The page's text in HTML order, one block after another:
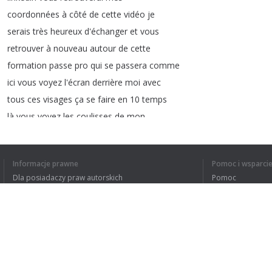
coordonnées à côté de cette vidéo je
serais très heureux d'échanger et vous
retrouver à nouveau autour de cette
formation passe pro qui se passera comme
ici vous voyez l'écran derrière moi avec
tous ces visages ça se faire en 10temps
là vous voyez les coulisses de mon
Informacje prawne
Dla posiadaczy praw autorskich
Pomoc i wsparcie
Pomoc